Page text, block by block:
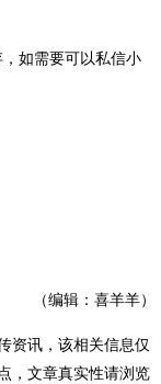
如需要可以私信小
（编辑：喜羊羊）
资讯，该相关信息仅
，文章真实性请浏览